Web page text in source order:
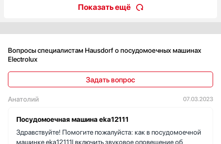
и бокалы на мягких держателях (SoftSpikes) остаются без
самоочистки облегчает уход, отложения внутри уходят проще.
Таймер отложенного старта 1–24 ч позволяет запустить цикл
10.5 л за цикл и энергопотребление около 0.85 кВт, при этом
мойка и сушка класса A — посуда выходит действительно
сухой. Жёсткое крепление фасада спрятало технику под моей
жизни это значит: после ужина загружаю, ставлю отложенный
старт, утром открываю дверь и сразу ставлю стол — удобно и
экономно! Рекомендую тем, кто ценит продуманную
Показать ещё
Вопросы специалистам Hausdorf о посудомоечных машинах
Electrolux
Задать вопрос
Анатолий 07.03.2023
Посудомоечная машина eka12111
Здравствуйте! Помогите пожалуйста: как в посудомоечной
машинке eka12111l включить звуковое оповещение об